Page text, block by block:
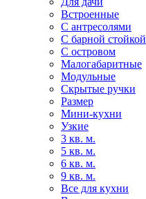
Встроенные
С антресолями
С барной стойкой
С островом
Малогабаритные
Модульные
Скрытые ручки
Размер
Мини-кухни
Узкие
3 кв. м.
5 кв. м.
6 кв. м.
9 кв. м.
Все для кухни